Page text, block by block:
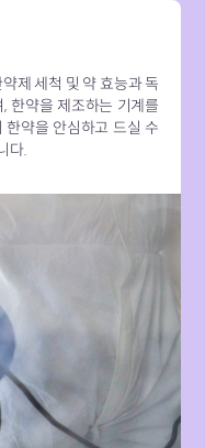
제 세척 및 약 효능과 독
한약을 제조하는 기계를
약을 안심하고 드실 수
다.